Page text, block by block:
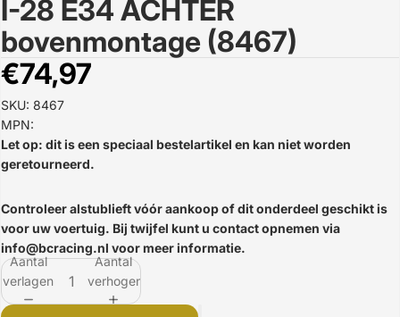
Afbeelding
openen
in
volledig
scherm
I-28 E34 ACHTER
bovenmontage (8467)
€74,97
SKU: 8467
MPN:
Let op: dit is een speciaal bestelartikel en kan niet worden
geretourneerd.
Controleer alstublieft vóór aankoop of dit onderdeel geschikt is
voor uw voertuig. Bij twijfel kunt u contact opnemen via
info@bcracing.nl voor meer informatie.
Aantal
verlagen
Aantal
verhogen